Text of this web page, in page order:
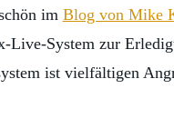
im Blog von Mike
System zur
ist vielfältigen